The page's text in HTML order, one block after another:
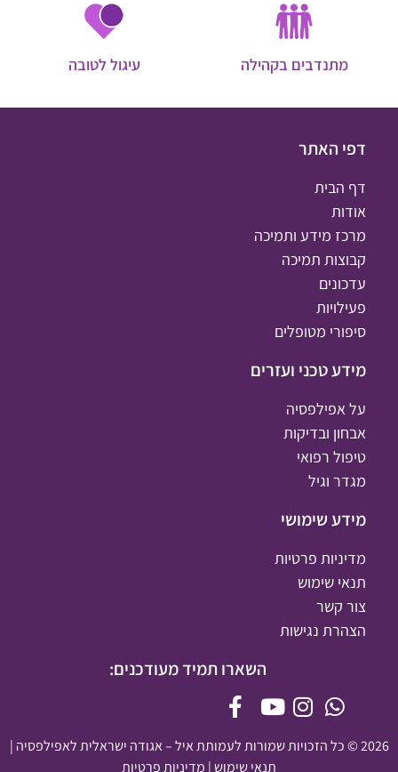
מתנדבים בקהילה עיגול לטובה
דפי האתר
דף הבית
אודות
מרכז מידע ותמיכה
קבוצות תמיכה
עדכונים
פעילויות
סיפורי מטופלים
מידע טכני ועזרים
על אפילפסיה
אבחון ובדיקות
טיפול רפואי
מגדר וגיל
מידע שימושי
מדיניות פרטיות
תנאי שימוש
צור קשר
הצהרת נגישות
השארו תמיד מעודכנים:
2026 © כל הזכויות שמורות לעמותת איל – אגודה ישראלית לאפילפסיה |
תנאי שימוש| מדיניות פרטיות